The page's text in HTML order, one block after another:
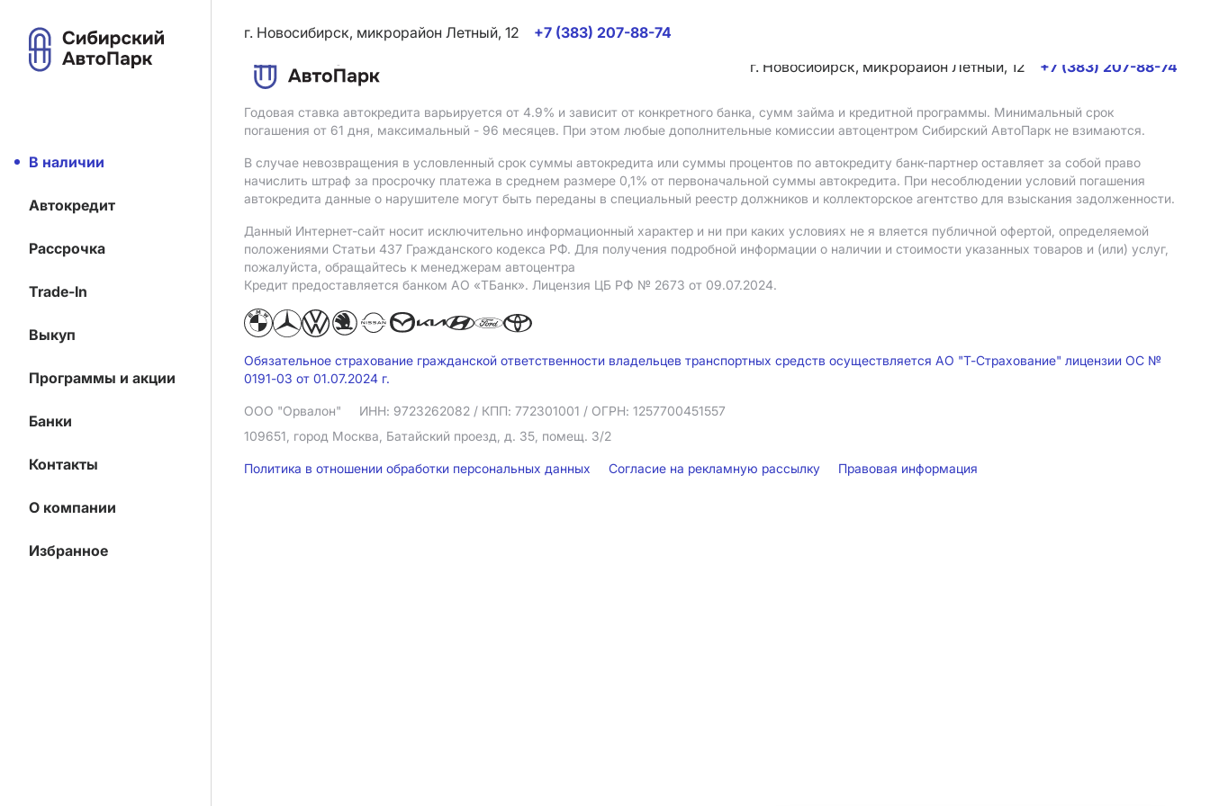
В наличии
Автокредит
Рассрочка
Trade-In
Выкуп
Программы и акции
Банки
Контакты
О компании
Избранное
г. Новосибирск, микрорайон Летный, 12
+7 (383) 207-88-74
г. Новосибирск, микрорайон Летный, 12
+7 (383) 207-88-74
Годовая ставка автокредита варьируется от 4.9% и зависит от конкретного банка, сумм займа и кредитной программы. Минимальный срок
погашения от 61 дня, максимальный - 96 месяцев. При этом любые дополнительные комиссии автоцентром Сибирский АвтоПарк не взимаются.
В случае невозвращения в условленный срок суммы автокредита или суммы процентов по автокредиту банк-партнер оставляет за собой право
начислить штраф за просрочку платежа в среднем размере 0,1% от первоначальной суммы автокредита. При несоблюдении условий погашения
автокредита данные о нарушителе могут быть переданы в специальный реестр должников и коллекторское агентство для взыскания задолженности.
Данный Интернет-сайт носит исключительно информационный характер и ни при каких условиях не я вляется публичной офертой, определяемой
положениями Статьи 437 Гражданского кодекса РФ. Для получения подробной информации о наличии и стоимости указанных товаров и (или) услуг,
пожалуйста, обращайтесь к менеджерам автоцентра
Кредит предоставляется банком АO «ТБанк». Лицензия ЦБ РФ № 2673 от 09.07.2024.
Обязательное страхование гражданской ответственности владельцев транспортных средств осуществляется АО "Т-Страхование" лицензии ОС №
0191-03 от 01.07.2024 г.
ООО "Орвалон" ИНН: 9723262082 / КПП: 772301001 / ОГРН: 1257700451557
109651, город Москва, Батайский проезд, д. 35, помещ. 3/2
Политика в отношении обработки персональных данных Согласие на рекламную рассылку Правовая информация